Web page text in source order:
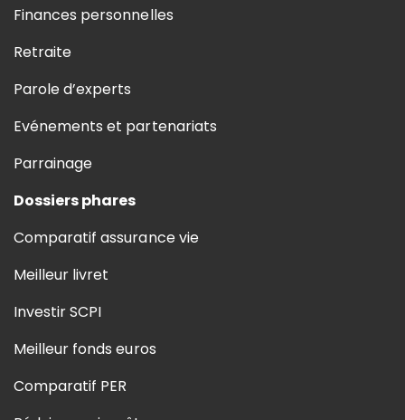
Finances personnelles
Retraite
Parole d’experts
Evénements et partenariats
Parrainage
Dossiers phares
Comparatif assurance vie
Meilleur livret
Investir SCPI
Meilleur fonds euros
Comparatif PER